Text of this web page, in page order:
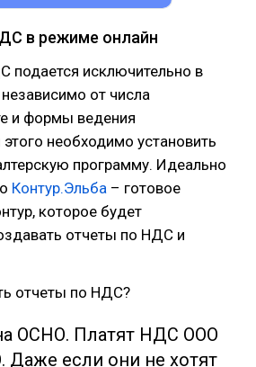
в режиме онлайн
подается исключительно в
от числа
и формы ведения
необходимо установить
программу. Идеально
Контур.Эльба – готовое
которое будет
отчеты по НДС и
отчеты по НДС?
ОСНО. Платят НДС ООО
если они не хотят